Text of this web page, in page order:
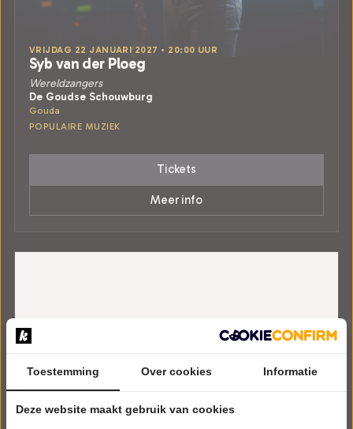
VRIJDAG 22 JANUARI 2027 • 20:00 UUR
Syb van der Ploeg
Wereldzangers
De Goudse Schouwburg
Gouda
POPULAIRE MUZIEK
Tickets
Meer info
Toestemming Over cookies Informatie
Deze website maakt gebruik van cookies